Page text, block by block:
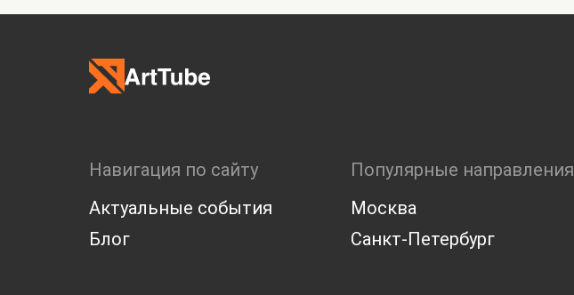
Навигация по сайту
Актуальные события
Блог
Популярные направления
Москва
Санкт-Петербург